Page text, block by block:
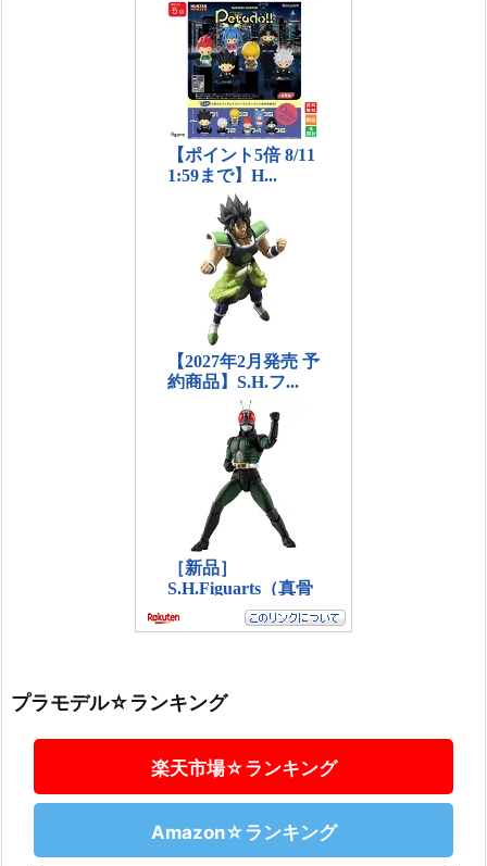
プラモデル☆ランキング
楽天市場☆ランキング
Amazon☆ランキング